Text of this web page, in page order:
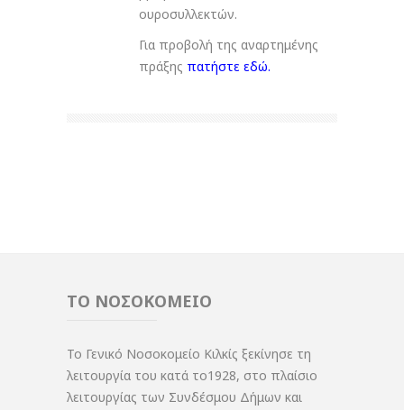
ουροσυλλεκτών.
Για προβολή της αναρτημένης
πράξης πατήστε εδώ.
ΤΟ ΝΟΣΟΚΟΜΕΙΟ
Το Γενικό Νοσοκομείο Κιλκίς ξεκίνησε τη
λειτουργία του κατά το1928, στο πλαίσιο
λειτουργίας των Συνδέσμου Δήμων και